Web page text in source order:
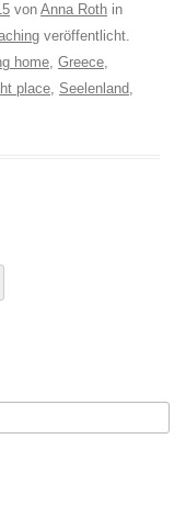
von Anna Roth in
veröffentlicht.
home, Greece,
place, Seelenland,